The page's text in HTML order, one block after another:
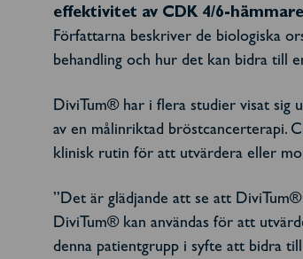
effektivitet av CDK 4/6-
Författarna beskriver de biologiska
behandling och hur det kan bidra till
DiviTum® har i flera studier visat sig
av en målinriktad bröstcancerterapi.
klinisk rutin för att utvärdera eller
”Det är glädjande att se att
DiviTum® kan användas för att
denna patientgrupp i syfte att bidra